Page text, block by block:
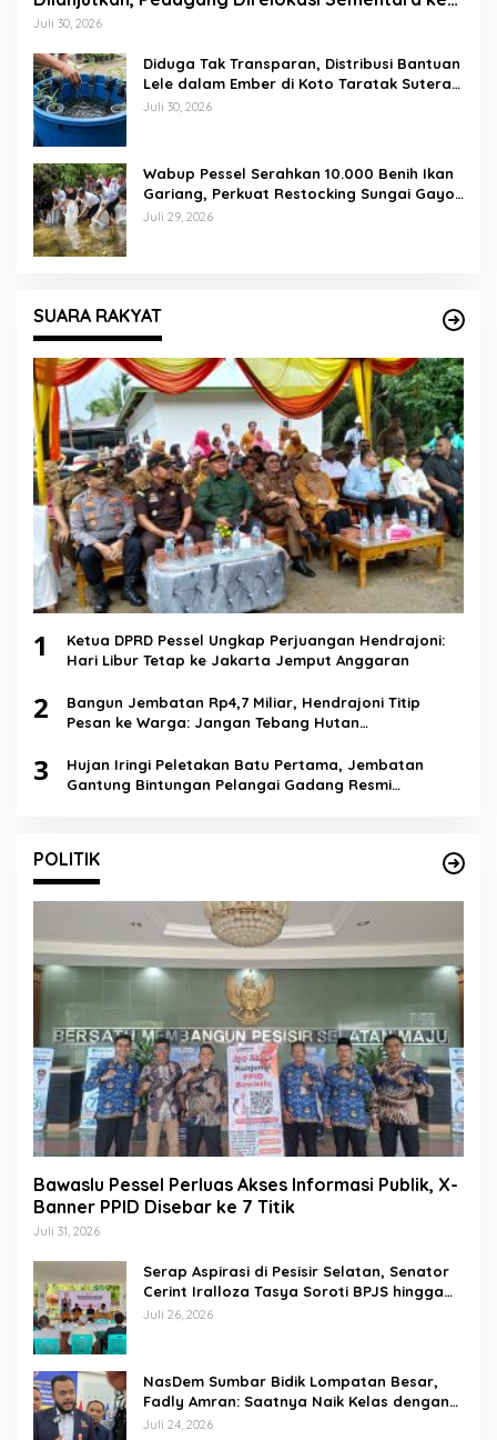
Lapangan Gadih Basanai
Juli 30, 2026
Diduga Tak Transparan, Distribusi Bantuan
Lele dalam Ember di Koto Taratak Sutera
Tuai Sorotan Warga
Juli 30, 2026
Wabup Pessel Serahkan 10.000 Benih Ikan
Gariang, Perkuat Restocking Sungai Gayo
demi Kelestarian Perairan
Juli 29, 2026
SUARA RAKYAT
1
Ketua DPRD Pessel Ungkap Perjuangan Hendrajoni:
Hari Libur Tetap ke Jakarta Jemput Anggaran
2
Bangun Jembatan Rp4,7 Miliar, Hendrajoni Titip
Pesan ke Warga: Jangan Tebang Hutan
3
Hujan Iringi Peletakan Batu Pertama, Jembatan
Gantung Bintungan Pelangai Gadang Resmi
POLITIK
Bawaslu Pessel Perluas Akses Informasi Publik, X-
Banner PPID Disebar ke 7 Titik
Juli 31, 2026
Serap Aspirasi di Pesisir Selatan, Senator
Cerint Iralloza Tasya Soroti BPJS hingga
Kurikulum Merdeka
Juli 26, 2026
NasDem Sumbar Bidik Lompatan Besar,
Fadly Amran: Saatnya Naik Kelas dengan
Kader Berkualitas
Juli 24, 2026